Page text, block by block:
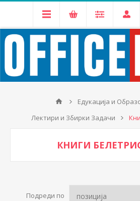
Едукација и
Лектири и Збирки Задачи
КНИГИ
Подреди по